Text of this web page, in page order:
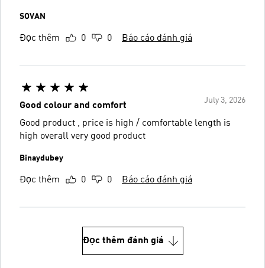
SOVAN
Đọc thêm 0 0 Báo cáo đánh giá
July 3, 2026
Good colour and comfort
Good product , price is high / comfortable length is
high overall very good product
Binaydubey
Đọc thêm 0 0 Báo cáo đánh giá
Đọc thêm đánh giá